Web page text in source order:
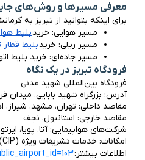
معرفی مسیرها و روش‌های
برای اینکه بتوانید از تبریز به کرمانشاه بروید، 3 گزینه
مسیر هوایی: خرید بلیط
مسیر ریلی: خرید بلیط قطار
مسیر جاده‌ای: خرید بلیط اتوبوس تبریز به کرمانشاه
فرودگاه تبریز در یک نگاه
فرودگاه بین‌المللی شهید مدنی
آدرس: بزرگراه شهید بابایی، میدان
مقاصد داخلی: تهران، مشهد،
مقاصد خارجی: استانبول، نجف
شرکت‌های هواپیمایی: آتا، پویا، ایرتور، ترکیش، کارون، پگاسوس، کاسپین، هما، ماهان
امکانات: خدمات تشریفات ویژه (CIP)، فروشگاه‌های سوغات، کافه و رستوران، اتاق مادر و کودک، اتاق سیگار، خودپرداز و شعب بانکی، پارکینگ طبقاتی، فوریت‌های پزشکی
اطلاعات بیشتر: